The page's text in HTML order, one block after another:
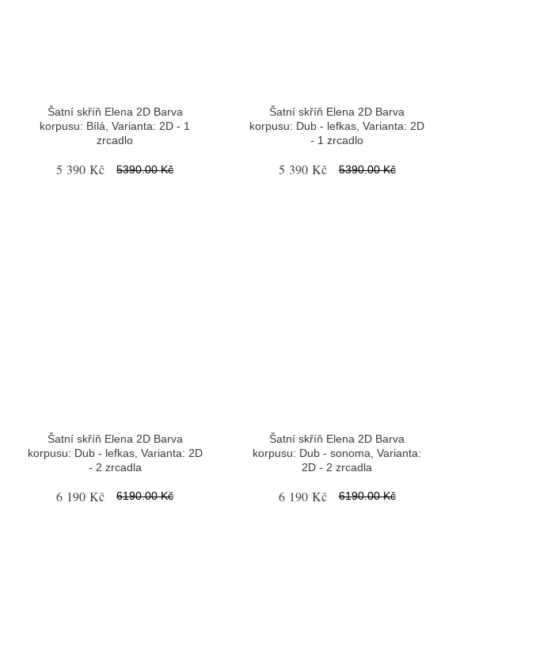
Šatní skříň Elena 2D Barva
korpusu: Bílá, Varianta: 2D - 1
zrcadlo
5 390 Kč 5390.00 Kč
Šatní skříň Elena 2D Barva
korpusu: Dub - lefkas, Varianta: 2D
- 1 zrcadlo
5 390 Kč 5390.00 Kč
Šatní skříň Elena 2D Barva
korpusu: Dub - lefkas, Varianta: 2D
- 2 zrcadla
6 190 Kč 6190.00 Kč
Šatní skříň Elena 2D Barva
korpusu: Dub - sonoma, Varianta:
2D - 2 zrcadla
6 190 Kč 6190.00 Kč